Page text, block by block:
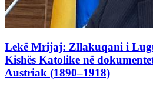
Lekë Mrijaj: Zllakuqani i
Kishës Katolike në
Austriak (1890–1918)